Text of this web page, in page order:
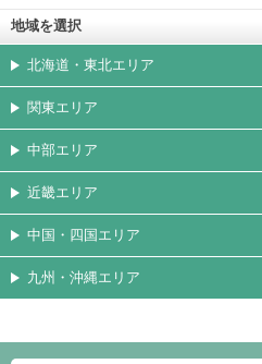
地域を選択
北海道・東北エリア
関東エリア
中部エリア
近畿エリア
中国・四国エリア
九州・沖縄エリア